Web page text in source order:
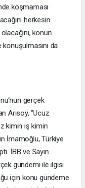
koşmaması
herkesin
konun
da
gerçek
Arısoy, “Ucuz
kimin iş kimin
İmamoğlu, Türkiye
İBB ve Sayın
gündemi ile ilgisi
için konu gündeme